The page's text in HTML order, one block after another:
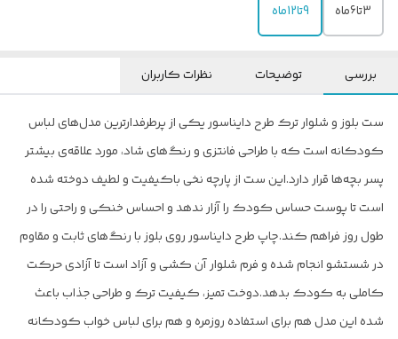
3تا6ماه 9تا12ماه
بررسی توضیحات نظرات کاربران
ست بلوز و شلوار ترک طرح دایناسور یکی از پرطرفدارترین مدل‌های لباس
کودکانه است که با طراحی فانتزی و رنگ‌های شاد، مورد علاقه‌ی بیشتر
پسر بچه‌ها قرار دارد.این ست از پارچه نخی باکیفیت و لطیف دوخته شده
است تا پوست حساس کودک را آزار ندهد و احساس خنکی و راحتی را در
طول روز فراهم کند.چاپ طرح دایناسور روی بلوز با رنگ‌های ثابت و مقاوم
در شستشو انجام شده و فرم شلوار آن کشی و آزاد است تا آزادی حرکت
کاملی به کودک بدهد.دوخت تمیز، کیفیت ترک و طراحی جذاب باعث
شده این مدل هم برای استفاده روزمره و هم برای لباس خواب کودکانه